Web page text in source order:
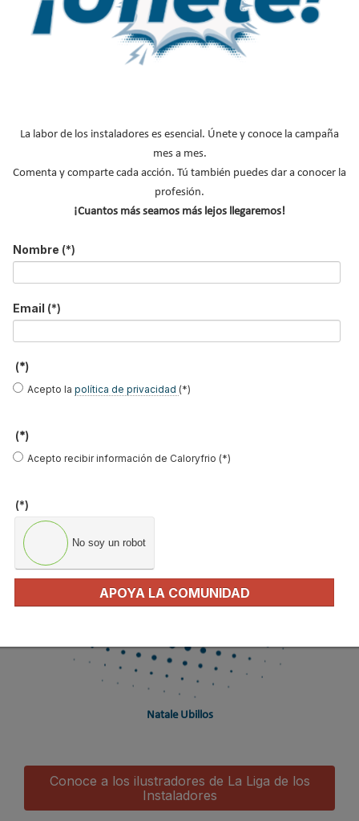
Sandra Llanas
Natale Ubillos
Conoce a los ilustradores de La Liga de los
Instaladores
La labor de los instaladores es esencial. Únete y conoce la campaña
mes a mes.
Comenta y comparte cada acción. Tú también puedes dar a conocer la
profesión.
¡Cuantos más seamos más lejos llegaremos!
Nombre (*)
Email (*)
(*)
Acepto la política de privacidad (*)
(*)
Acepto recibir información de Caloryfrio (*)
(*)
No soy un robot
APOYA LA COMUNIDAD